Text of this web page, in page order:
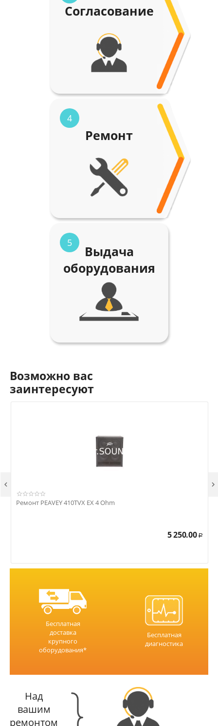
Согласование
4
Ремонт
5
Выдача
оборудования
Возможно вас
заинтересуют
Ремонт PEAVEY 410TVX EX 4 Ohm
5 250.00 Р
 
Бесплатная
доставка
крупного
оборудования*
Бесплатная
диагностика
Над
вашим
ремонтом